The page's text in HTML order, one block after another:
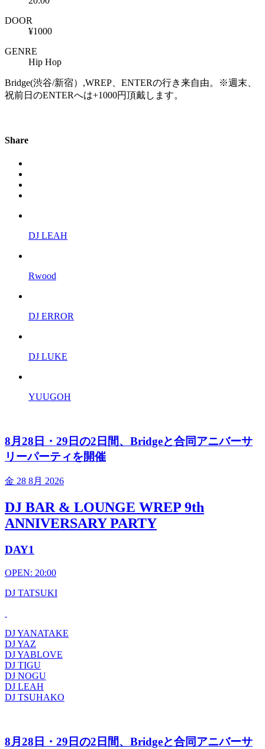
DOOR
¥1000
GENRE
Hip Hop
Bridge(渋谷/新宿）,WREP、ENTERの行き来自由。※週末、
祝前日のENTERへは+1000円頂戴します。
Share
DJ LEAH
Rwood
DJ ERROR
DJ LUKE
YUUGOH
8月28日・29日の2日間、Bridgeと合同アニバーサ
リーパーティを開催
金 28 8月 2026
DJ BAR & LOUNGE WREP 9th
ANNIVERSARY PARTY
DAY1
OPEN: 20:00
DJ TATSUKI
DJ YANATAKE
DJ YAZ
DJ YABLOVE
DJ TIGU
DJ NOGU
DJ LEAH
DJ TSUHAKO
8月28日・29日の2日間、Bridgeと合同アニバーサ